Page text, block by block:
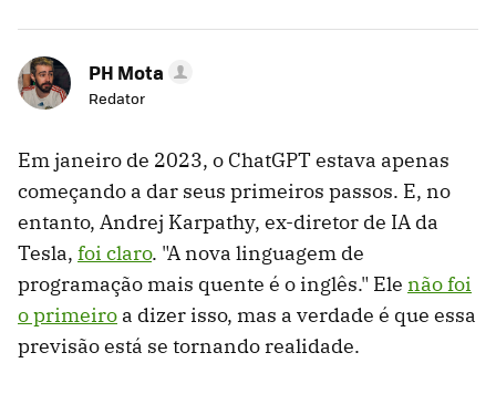
PH Mota
Redator
Em janeiro de 2023, o ChatGPT estava apenas
começando a dar seus primeiros passos. E, no
entanto, Andrej Karpathy, ex-diretor de IA da
Tesla, foi claro. "A nova linguagem de
programação mais quente é o inglês." Ele não foi
o primeiro a dizer isso, mas a verdade é que essa
previsão está se tornando realidade.